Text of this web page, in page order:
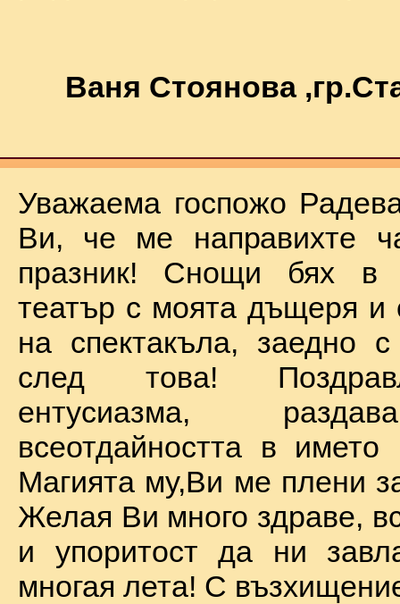
Ваня Стоянова
Уважаема госпожо
Ви, че ме направихте
празник! Снощи бях в
театър с моята дъщеря и
на спектакъла, заедно с
след това!
ентусиазма,
всеотдайността в името
Магията му,Ви ме плени
Желая Ви много здраве,
и упоритост да ни
многая лета! С